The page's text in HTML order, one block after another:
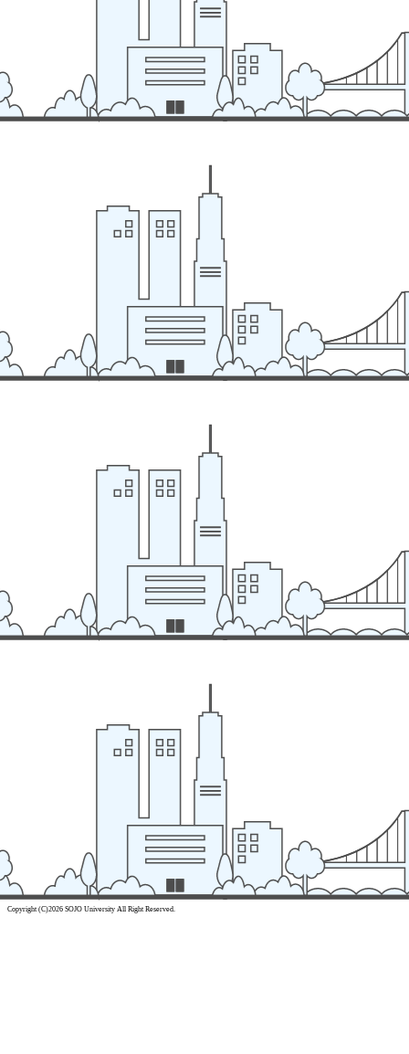
Copyright (C)2026 SOJO University All Right Reserved.